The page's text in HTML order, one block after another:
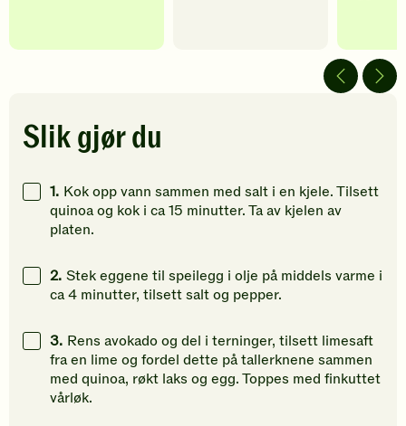
5
Klikk
for
gi
din
vurdering.
din
vurdering.
5
av
5
din
Slik gjør du
1. Kok opp vann sammen med salt i en kjele. Tilsett
quinoa og kok i ca 15 minutter. Ta av kjelen av
platen.
2. Stek eggene til speilegg i olje på middels varme i
ca 4 minutter, tilsett salt og pepper.
3. Rens avokado og del i terninger, tilsett limesaft
fra en lime og fordel dette på tallerknene sammen
med quinoa, røkt laks og egg. Toppes med finkuttet
vårløk.